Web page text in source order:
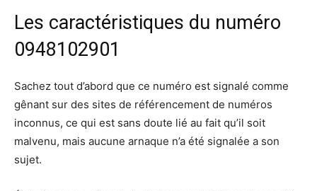
Les caractéristiques du numéro
0948102901
Sachez tout d’abord que ce numéro est signalé comme
gênant sur des sites de référencement de numéros
inconnus, ce qui est sans doute lié au fait qu’il soit
malvenu, mais aucune arnaque n’a été signalée a son
sujet.